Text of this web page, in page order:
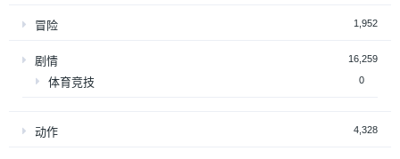
冒险 1,952
剧情 16,259
体育竞技 0
动作 4,328